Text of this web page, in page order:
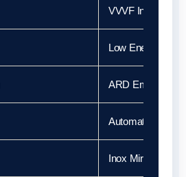
VVVF Intelligent
Low Energy
ARD Emergency
Automatic
Inox Mirror •